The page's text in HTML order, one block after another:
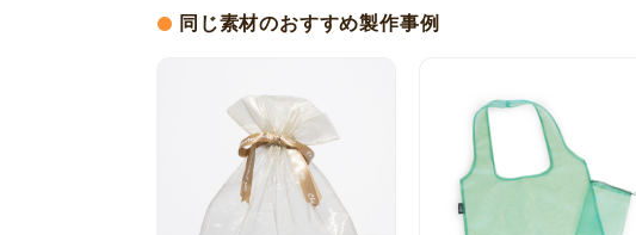
同じ素材のおすすめ製作事例